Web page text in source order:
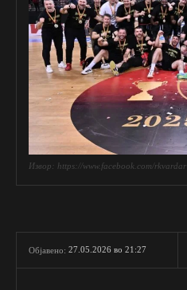
Извор: https://www.facebook.com/rkvardar
Објавено: 27.05.2026 во 21:27